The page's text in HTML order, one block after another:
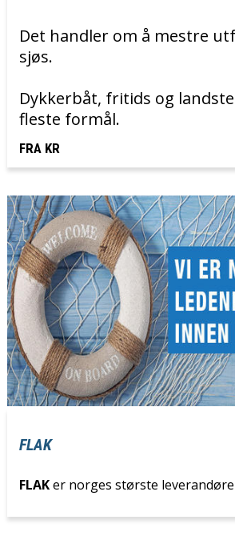
Det handler om å mestre
sjøs.
Dykkerbåt, fritids og
fleste formål.
FRA KR
FLAK
FLAKer norges største